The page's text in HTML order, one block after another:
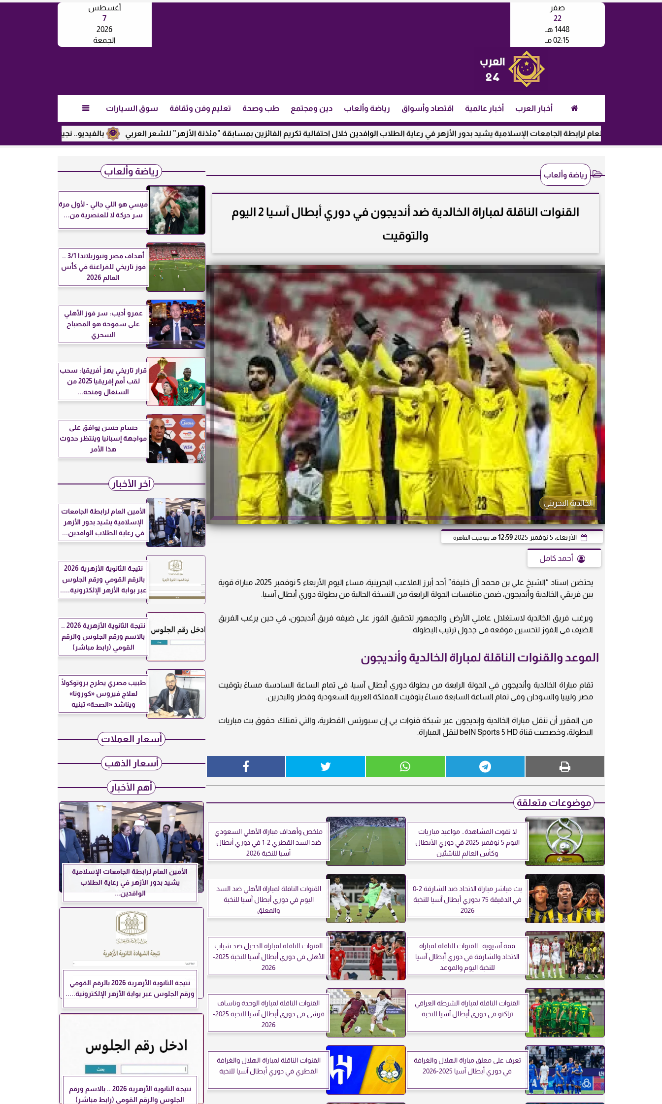
أغسطس
7
2026
الجمعة
صفر
22
1448 هـ
02:15 مـ
أخبار العرب أخبار عالمية اقتصاد وأسواق رياضة وألعاب دين ومجتمع طب وصحة تعليم وفن وثقافة سوق السيارات 
بالفيديو.. نجيب ساويرس يكشف عن رأيه الأمين العام لرابطة الجامعات الإسلامية يشيد بدور الأزهر في رعاية الطلاب الوافدين خلال احتفالية تكريم الفائزين بمسابقة ”مئذنة الأزهر” للشعر العربي
رياضة وألعاب
القنوات الناقلة لمباراة الخالدية ضد أنديجون في دوري أبطال آسيا 2 اليوم
والتوقيت
الخالدية البحريني
الأربعاء، 5 نوفمبر 2025 12:59 مـ بتوقيت القاهرة
أحمد كامل
يحتضن استاد “الشيخ علي بن محمد آل خليفة” أحد أبرز الملاعب البحرينية، مساء اليوم الأربعاء 5 نوفمبر 2025، مباراة قوية
بين فريقي الخالدية وأنديجون، ضمن منافسات الجولة الرابعة من النسخة الحالية من بطولة دوري أبطال آسيا.
ويرغب فريق الخالدية لاستغلال عاملي الأرض والجمهور لتحقيق الفوز على ضيفه فريق أنديجون، في حين يرغب الفريق
الضيف في الفوز لتحسين موقعه في جدول ترتيب البطولة.
الموعد والقنوات الناقلة لمباراة الخالدية وأنديجون
تقام مباراة الخالدية وأنديجون في الجولة الرابعة من بطولة دوري أبطال آسيا، في تمام الساعة السادسة مساءً بتوقيت
مصر وليبيا والسودان وفي تمام الساعة السابعة مساءً بتوقيت المملكة العربية السعودية وقطر والبحرين.
من المقرر أن تنقل مباراة الخالدية وإنديجون عبر شبكة قنوات بي إن سبورتس القطرية، والتي تمتلك حقوق بث مباريات
البطولة، وخصصت قناة beIN Sports 5 HD لنقل المباراة.
موضوعات متعلقة
لا تفوت المشاهدة.. مواعيد مباريات
اليوم 5 نوفمبر 2025 في دوري الأبطال
وكأس العالم للناشئين
ملخص وأهداف مباراة الأهلي السعودي
ضد السد القطري 2-1 في دوري أبطال
آسيا للنخبة 2026
بث مباشر مباراة الاتحاد ضد الشارقة 2-0
في الدقيقة 75 بدوري أبطال آسيا للنخبة
2026
القنوات الناقلة لمباراة الأهلي ضد السد
اليوم في دوري أبطال آسيا للنخبة
والمعلق
قمة آسيوية.. القنوات الناقلة لمباراة
الاتحاد والشارقة في دوري أبطال آسيا
للنخبة اليوم والموعد
القنوات الناقلة لمباراة الدحيل ضد شباب
الأهلي في دوري أبطال آسيا للنخبة 2025-
2026
القنوات الناقلة لمباراة الشرطة العراقي
تراكتو في دوري أبطال آسيا للنخبة
القنوات الناقلة لمباراة الوحدة وناساف
قرشي في دوري أبطال آسيا للنخبة 2025-
2026
تعرف على معلق مباراة الهلال والغرافة
في دوري أبطال آسيا 2025-2026
القنوات الناقلة لمباراة الهلال والغرافة
القطري في دوري أبطال آسيا للنخبة
رياضة وألعاب
ميسي هو اللي جالي - لأول مرة
سر حركة لا للعنصرية من...
أهداف مصر ونيوزيلاندا 3/1 ..
فوز تاريخي للفراعنة في كأس
العالم 2026
عمرو أديب: سر فوز الأهلي
على سموحة هو المصباح
السحري
قرار تاريخي يهز أفريقيا: سحب
لقب أمم إفريقيا 2025 من
السنغال ومنحه...
حسام حسن يوافق على
مواجهة إسبانيا وينتظر حدوث
هذا الأمر
آخر الأخبار
الأمين العام لرابطة الجامعات
الإسلامية يشيد بدور الأزهر
في رعاية الطلاب الوافدين...
نتيجة الثانوية الأزهرية 2026
بالرقم القومي ورقم الجلوس
عبر بوابة الأزهر الإلكترونية.....
نتيجة الثانوية الأزهرية 2026 ..
بالاسم ورقم الجلوس والرقم
القومي (رابط مباشر)
طبيب مصري يطرح بروتوكولًا
لعلاج فيروس «كورونا»
ويناشد «الصحة» تبنيه
أسعار العملات
أسعار الذهب
أهم الأخبار
الأمين العام لرابطة الجامعات الإسلامية
يشيد بدور الأزهر في رعاية الطلاب
الوافدين...
نتيجة الثانوية الأزهرية 2026 بالرقم القومي
ورقم الجلوس عبر بوابة الأزهر الإلكترونية.....
نتيجة الثانوية الأزهرية 2026 .. بالاسم ورقم
الجلوس والرقم القومي (رابط مباشر)